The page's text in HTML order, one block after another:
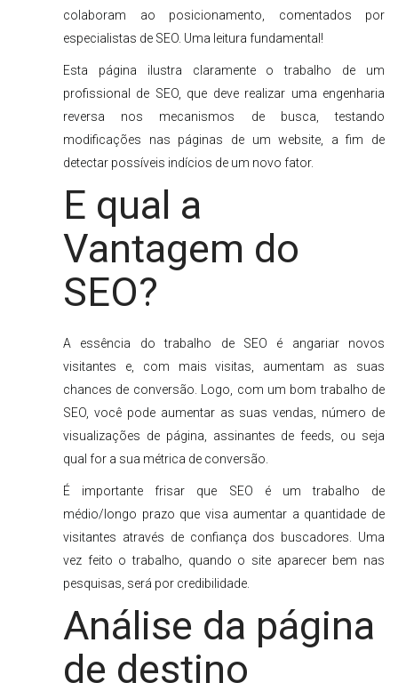
colaboram ao posicionamento, comentados por
especialistas de SEO. Uma leitura fundamental!
Esta página ilustra claramente o trabalho de um
profissional de SEO, que deve realizar uma engenharia
reversa nos mecanismos de busca, testando
modificações nas páginas de um website, a fim de
detectar possíveis indícios de um novo fator.
E qual a
Vantagem do
SEO?
A essência do trabalho de SEO é angariar novos
visitantes e, com mais visitas, aumentam as suas
chances de conversão. Logo, com um bom trabalho de
SEO, você pode aumentar as suas vendas, número de
visualizações de página, assinantes de feeds, ou seja
qual for a sua métrica de conversão.
É importante frisar que SEO é um trabalho de
médio/longo prazo que visa aumentar a quantidade de
visitantes através de confiança dos buscadores. Uma
vez feito o trabalho, quando o site aparecer bem nas
pesquisas, será por credibilidade.
Análise da página
de destino